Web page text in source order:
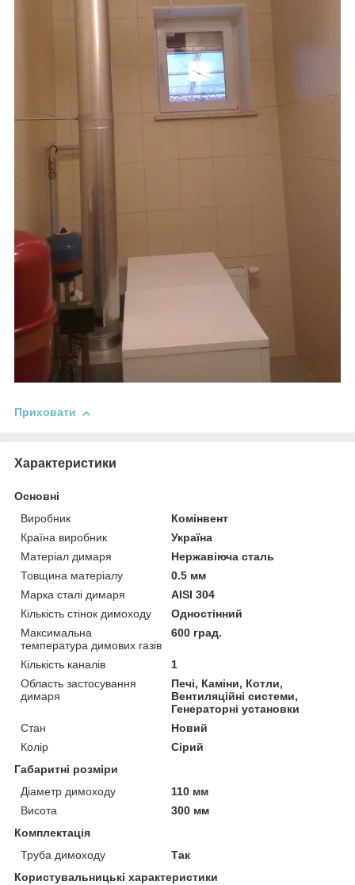
Приховати
Характеристики
Основні
Виробник
Комінвент
Країна виробник
Україна
Матеріал димаря
Нержавіюча сталь
Товщина матеріалу
0.5 мм
Марка сталі димаря
AISI 304
Кількість стінок димоходу
Одностінний
Максимальна
температура димових газів
600 град.
Кількість каналів
1
Область застосування
димаря
Печі, Каміни, Котли,
Вентиляційні системи,
Генераторні установки
Стан
Новий
Колір
Сірий
Габаритні розміри
Діаметр димоходу
110 мм
Висота
300 мм
Комплектація
Труба димоходу
Так
Користувальницькі характеристики